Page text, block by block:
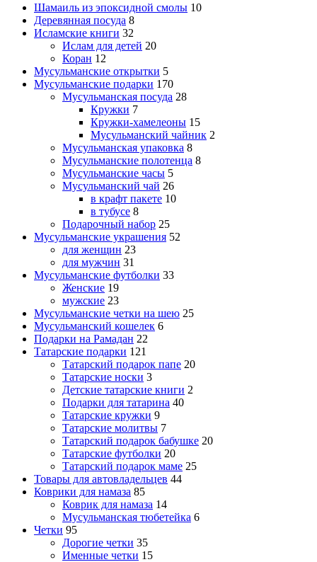
Шамаиль из эпоксидной смолы 10
Деревянная посуда 8
Исламские книги 32
Ислам для детей 20
Коран 12
Мусульманские открытки 5
Мусульманские подарки 170
Мусульманская посуда 28
Кружки 7
Кружки-хамелеоны 15
Мусульманский чайник 2
Мусульманская упаковка 8
Мусульманские полотенца 8
Мусульманские часы 5
Мусульманский чай 26
в крафт пакете 10
в тубусе 8
Подарочный набор 25
Мусульманские украшения 52
для женщин 23
для мужчин 31
Мусульманские футболки 33
Женские 19
мужские 23
Мусульманские четки на шею 25
Мусульманский кошелек 6
Подарки на Рамадан 22
Татарские подарки 121
Татарский подарок папе 20
Татарские носки 3
Детские татарские книги 2
Подарки для татарина 40
Татарские кружки 9
Татарские молитвы 7
Татарский подарок бабушке 20
Татарские футболки 20
Татарский подарок маме 25
Товары для автовладельцев 44
Коврики для намаза 85
Коврик для намаза 14
Мусульманская тюбетейка 6
Четки 95
Дорогие четки 35
Именные четки 15